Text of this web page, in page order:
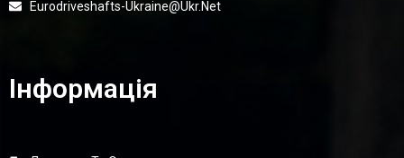
Eurodriveshafts-Ukraine@ukr.net
Інформація